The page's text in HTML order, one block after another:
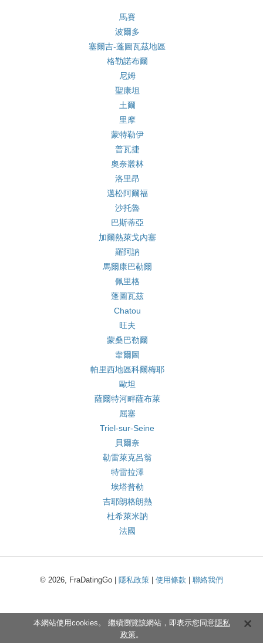
馬賽
波爾多
塞爾吉-蓬圖瓦茲地區
格勒諾布爾
尼姆
聖康坦
土爾
里摩
蒙特勒伊
普瓦捷
奧奈叢林
洛里昂
邁松阿爾福
沙托魯
巴斯蒂亞
加爾熱萊戈內塞
羅阿訥
馬爾康巴勒爾
佩里格
蓬圖瓦茲
Chatou
旺夫
蒙桑巴勒爾
韋爾圖
帕里西地區科爾梅耶
歐坦
薩爾特河畔薩布萊
屈塞
Triel-sur-Seine
貝爾奈
勒雷萊克呂翁
特雷拉澤
埃塔普勒
吉耶朗格朗熱
杜希萊米訥
法國
© 2026, FraDatingGo | 隱私政策 使用條款 聯絡我們
本網站使用cookies。 繼續瀏覽該網站，即表示您同意隱私
政策。